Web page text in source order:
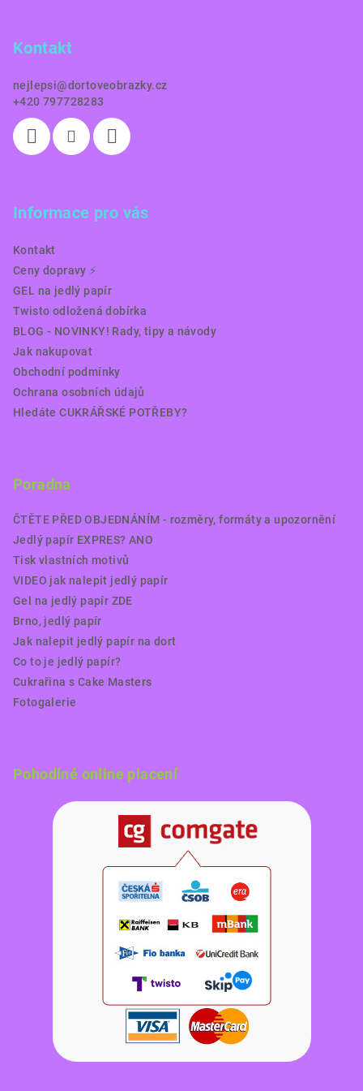
Kontakt
nejlepsi@dortoveobrazky.cz
+420 797728283
Informace pro vás
Kontakt
Ceny dopravy ⚡️
GEL na jedlý papír
Twisto odložená dobírka
BLOG - NOVINKY! Rady, tipy a návody
Jak nakupovat
Obchodní podmínky
Ochrana osobních údajů
Hledáte CUKRÁŘSKÉ POTŘEBY?
Poradna
ČTĚTE PŘED OBJEDNÁNÍM - rozměry, formáty a upozornění
Jedlý papír EXPRES? ANO
Tisk vlastních motivů
VIDEO jak nalepit jedlý papír
Gel na jedlý papír ZDE
Brno, jedlý papír
Jak nalepit jedlý papír na dort
Co to je jedlý papír?
Cukrařina s Cake Masters
Fotogalerie
Pohodlné online placení